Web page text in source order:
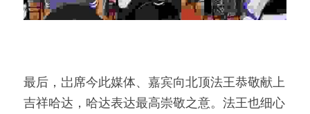
最后，岀席今此媒体、嘉宾向北顶法王恭敬献上
吉祥哈达，哈达表达最高崇敬之意。法王也细心